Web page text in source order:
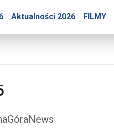
Aktualności 2026 FILMY
2025